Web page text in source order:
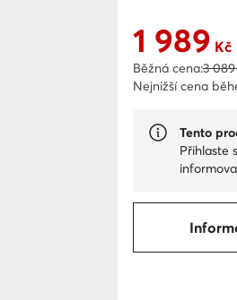
Aktuální cena 1
1 989 Kč
Běžná cena:3
Nejnižší cena
Tento
Přihlaste